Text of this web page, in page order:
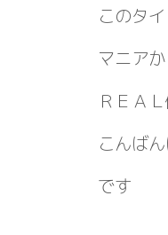
このタ
マニアか
ＲＥＡ
こんば
です